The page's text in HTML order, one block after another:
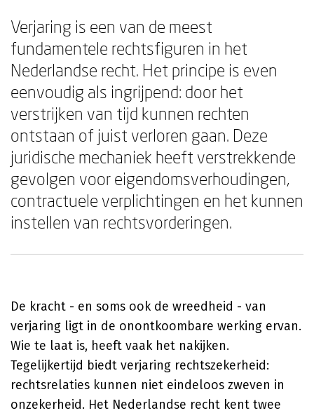
Verjaring is een van de meest
fundamentele rechtsfiguren in het
Nederlandse recht. Het principe is even
eenvoudig als ingrijpend: door het
verstrijken van tijd kunnen rechten
ontstaan of juist verloren gaan. Deze
juridische mechaniek heeft verstrekkende
gevolgen voor eigendomsverhoudingen,
contractuele verplichtingen en het kunnen
instellen van rechtsvorderingen.
De kracht - en soms ook de wreedheid - van
verjaring ligt in de onontkoombare werking ervan.
Wie te laat is, heeft vaak het nakijken.
Tegelijkertijd biedt verjaring rechtszekerheid:
rechtsrelaties kunnen niet eindeloos zweven in
onzekerheid. Het Nederlandse recht kent twee